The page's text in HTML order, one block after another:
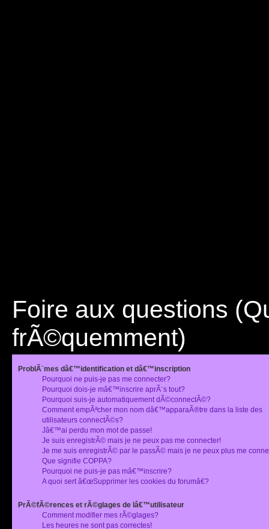
Foire aux questions
frÃ©quemment)
ProblÃ¨mes dâ€™identification et dâ€™inscription
Pourquoi ne puis-je pas me connecter?
Pourquoi dois-je mâ€™inscrire aprÃ¨s tout?
Pourquoi suis-je automatiquement dÃ©connectÃ©?
Comment empÃªcher mon nom dâ€™apparaÃ®tre dans la liste des
utilisateurs connectÃ©s?
Jâ€™ai perdu mon mot de passe!
Je suis enregistrÃ© mais je ne peux pas me connecter!
Je me suis enregistrÃ© par le passÃ© mais je ne peux plus me
Que signifie COPPA?
Pourquoi ne puis-je pas mâ€™inscrire?
A quoi sert â€œSupprimer les cookies du forumâ€?
PrÃ©fÃ©rences et rÃ©glages de lâ€™utilisateur
Comment modifier mes rÃ©glages?
Les heures ne sont pas correctes!